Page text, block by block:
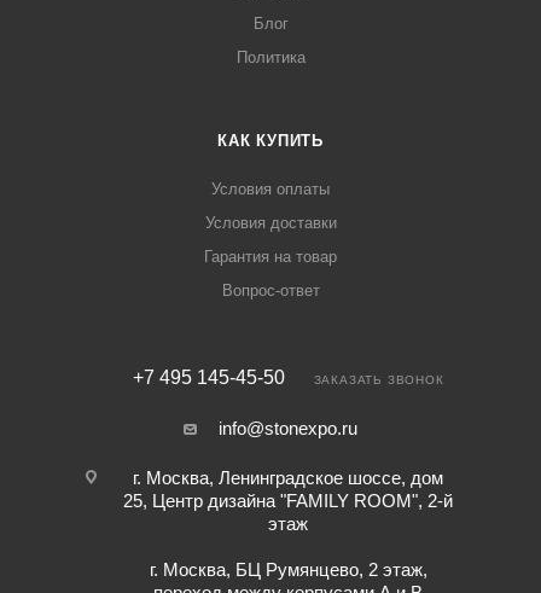
Блог
Политика
КАК КУПИТЬ
Условия оплаты
Условия доставки
Гарантия на товар
Вопрос-ответ
+7 495 145-45-50 ЗАКАЗАТЬ ЗВОНОК
info@stonexpo.ru
г. Москва, Ленинградское шоссе, дом
25, Центр дизайна "FAMILY ROOM", 2-й
этаж
г. Москва, БЦ Румянцево, 2 этаж,